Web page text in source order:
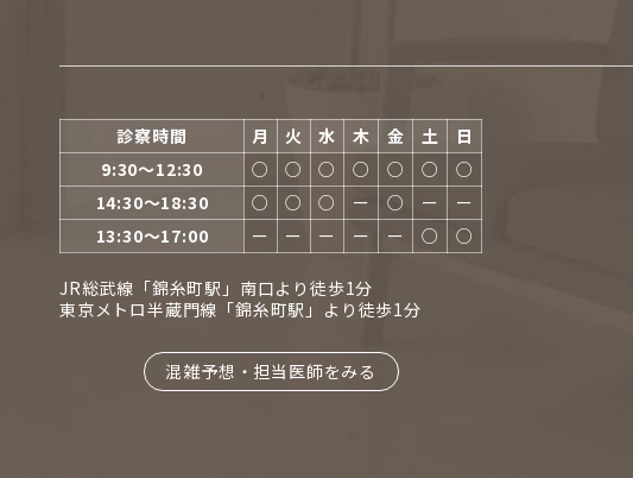
診察時間 月 火 水 木 金 土
日
9:30〜12:30
○ ○ ○ ○ ○ ○
○
14:30〜18:30
○ ○ ○ ー ○ ー
ー
13:30〜17:00
ー ー ー ー ー ○ ○
JR総武線「錦糸町駅」南口より徒歩1分
東京メトロ半蔵門線「錦糸町駅」より徒歩1分
混雑予想・担当医師をみる